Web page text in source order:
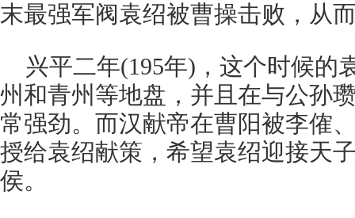
末最强军阀袁绍被曹操击败，从
兴平二年(195年)，这个时候的
州和青州等地盘，并且在与公孙
常强劲。而汉献帝在曹阳被李傕
授给袁绍献策，希望袁绍迎接天
侯。